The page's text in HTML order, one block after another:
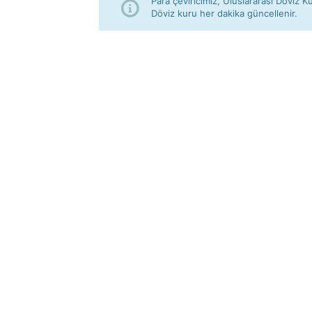
Döviz kuru her dakika güncellenir.